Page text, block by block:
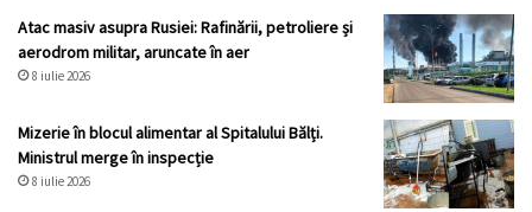
Atac masiv asupra Rusiei: Rafinării, petroliere și
aerodrom militar, aruncate în aer
8 iulie 2026
Mizerie în blocul alimentar al Spitalului Bălți.
Ministrul merge în inspecție
8 iulie 2026